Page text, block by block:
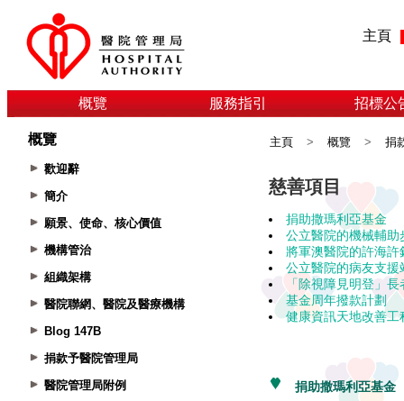
主頁
概覽 服務指引 招標公
概覽
歡迎辭
簡介
願景、使命、核心價值
機構管治
組織架構
醫院聯網、醫院及醫療機構
Blog 147B
捐款予醫院管理局
醫院管理局附例
主頁 > 概覽 > 捐